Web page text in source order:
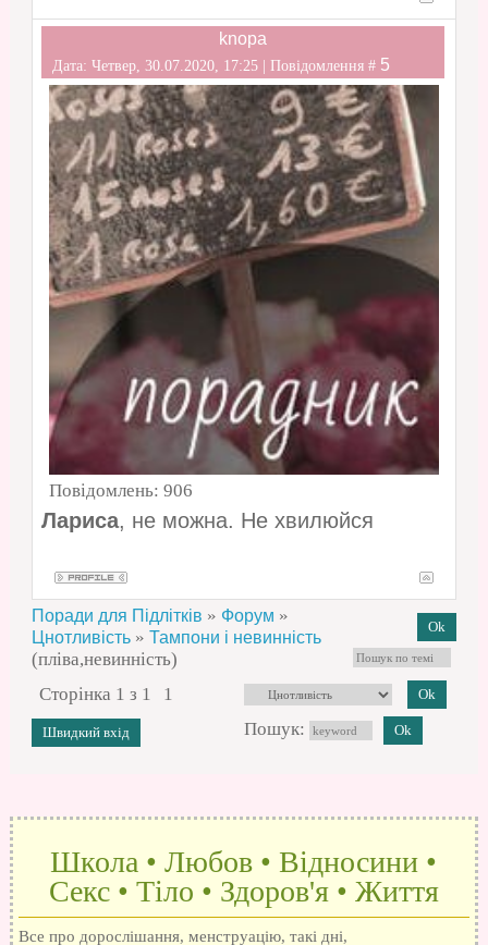
knopa
Дата: Четвер, 30.07.2020, 17:25 | Повідомлення # 5
Повідомлень: 906
Лариса, не можна. Не хвилюйся
Поради для Підлітків » Форум »
Цнотливість » Тампони і невинність
(пліва,невинність)
Сторінка 1 з 1
1
Пошук:
Школа • Любов • Відносини •
Секс • Тіло • Здоров'я • Життя
Все про дорослішання, менструацію, такі дні,